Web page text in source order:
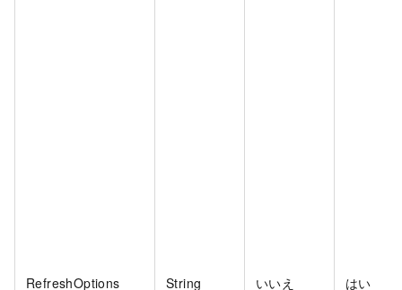
RefreshOptions String いいえ はい